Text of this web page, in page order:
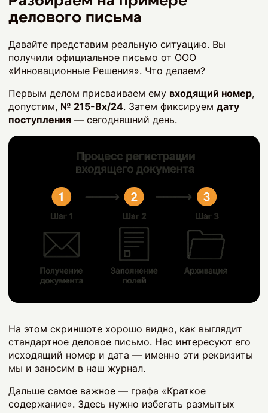
делового письма
Давайте представим реальную ситуацию. Вы
получили официальное письмо от ООО
«Инновационные Решения». Что делаем?
Первым делом присваиваем ему входящий номер,
допустим, № 215-Вх/24. Затем фиксируем дату
поступления — сегодняшний день.
На этом скриншоте хорошо видно, как выглядит
стандартное деловое письмо. Нас интересуют его
исходящий номер и дата — именно эти реквизиты
мы и заносим в наш журнал.
Дальше самое важное — графа «Краткое
содержание». Здесь нужно избегать размытых